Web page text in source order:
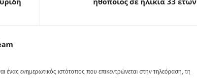
ένας ενημερωτικός ιστότοπος που επικεντρώνεται στην τηλεόραση, τη